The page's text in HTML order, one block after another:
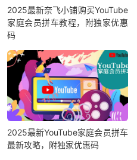
2025最新奈飞小铺购买YouTube
家庭会员拼车教程，附独家优惠
码
2025最新YouTube家庭会员拼车
最新攻略，附独家优惠码